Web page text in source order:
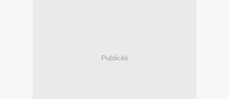
Publicité